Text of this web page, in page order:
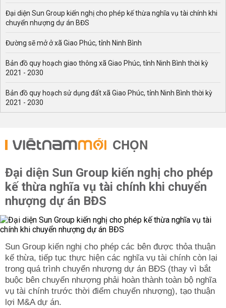
Đại diện Sun Group kiến nghị cho phép kế thừa nghĩa vụ tài chính khi
chuyển nhượng dự án BĐS
Đường sẽ mở ở xã Giao Phúc, tỉnh Ninh Bình
Bản đồ quy hoạch giao thông xã Giao Phúc, tỉnh Ninh Bình thời kỳ
2021 - 2030
Bản đồ quy hoạch sử dụng đất xã Giao Phúc, tỉnh Ninh Bình thời kỳ
2021 - 2030
CHỌN
Đại diện Sun Group kiến nghị cho phép
kế thừa nghĩa vụ tài chính khi chuyển
nhượng dự án BĐS
Sun Group kiến nghị cho phép các bên được thỏa thuận
kế thừa, tiếp tục thực hiện các nghĩa vụ tài chính còn lại
trong quá trình chuyển nhượng dự án BĐS (thay vì bắt
buộc bên chuyển nhượng phải hoàn thành toàn bộ nghĩa
vụ tài chính trước thời điểm chuyển nhượng), tạo thuận
lợi M&A dự án.